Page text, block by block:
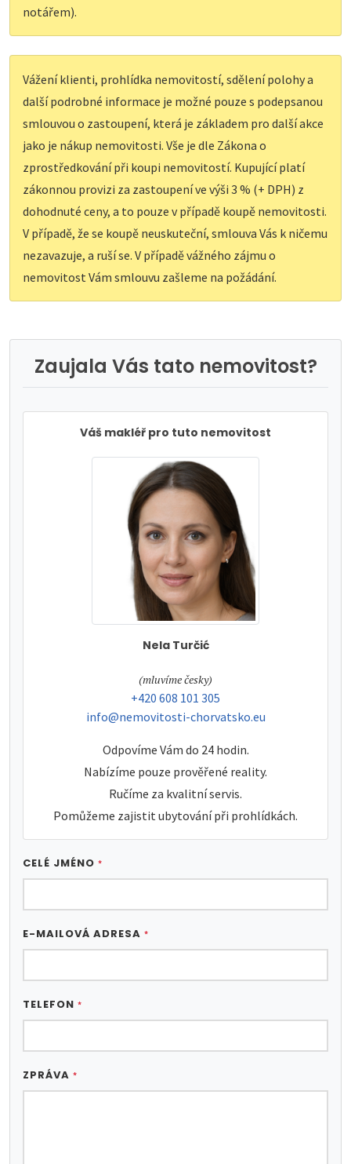
notářem).
Vážení klienti, prohlídka nemovitostí, sdělení polohy a
další podrobné informace je možné pouze s podepsanou
smlouvou o zastoupení, která je základem pro další akce
jako je nákup nemovitosti. Vše je dle Zákona o
zprostředkování při koupi nemovitostí. Kupující platí
zákonnou provizi za zastoupení ve výši 3 % (+ DPH) z
dohodnuté ceny, a to pouze v případě koupě nemovitosti.
V případě, že se koupě neuskuteční, smlouva Vás k ničemu
nezavazuje, a ruší se. V případě vážného zájmu o
nemovitost Vám smlouvu zašleme na požádání.
Zaujala Vás tato nemovitost?
Váš makléř pro tuto nemovitost
Nela Turčić
tel:
(mluvíme česky)
tel:
+420 608 101 305
e-mail:
info@nemovitosti-chorvatsko.eu
Odpovíme Vám do 24 hodin.
Nabízíme pouze prověřené reality.
Ručíme za kvalitní servis.
Pomůžeme zajistit ubytování při prohlídkách.
CELÉ JMÉNO *
E-MAILOVÁ ADRESA *
TELEFON *
ZPRÁVA *